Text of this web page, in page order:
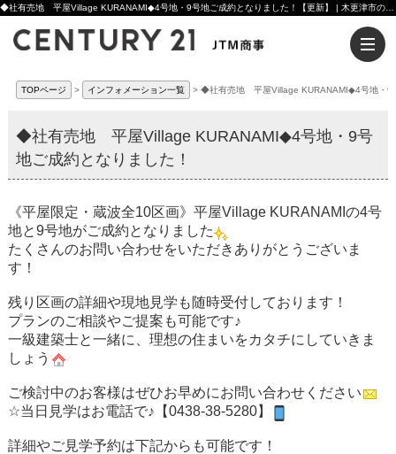
TOPページ インフォメーション一覧 ◆社有売地 平屋Village KURANAMI◆4号地・9
◆社有売地 平屋Village KURANAMI◆4号地・9号
地ご成約となりました！
《平屋限定・蔵波全10区画》平屋Village KURANAMIの4号
地と9号地がご成約となりました
たくさんのお問い合わせをいただきありがとうございま
す！
残り区画の詳細や現地見学も随時受付しております！
プランのご相談やご提案も可能です♪
一級建築士と一緒に、理想の住まいをカタチにしていきま
しょう
ご検討中のお客様はぜひお早めにお問い合わせください
☆当日見学はお電話で♪【0438-38-5280】
詳細やご見学予約は下記からも可能です！